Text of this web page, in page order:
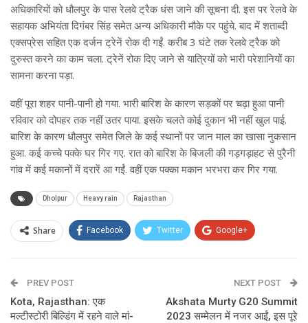
अधिकारियों को धौलपुर के पास रेलवे ट्रैक धंस जाने की सूचना दी. इस पर रेलवे के
सहायक अभियंता दिगंबर सिंह समेत अन्य अधिकारी मौके पर पहुंचे. बाद में शताब्दी
एक्सप्रेस सहित एक दर्जन ट्रेनें रोक दी गईं. करीब 3 घंटे तक रेलवे ट्रैक को
दुरुस्त करने का काम चला. ट्रेनें रोक दिए जाने से यात्रियों को भारी परेशानियों का
सामना करना पड़ा.
वहीं पूरा शहर पानी-पानी हो गया. भारी बारिश के कारण सड़कों पर चढ़ा हुआ पानी
रविवार को दोपहर तक नहीं उतर पाया. इसके चलते कोई दुकान भी नहीं खुल पाई.
बारिश के कारण धौलपुर समेत जिले के कई स्थानों पर जान माल का खासा नुकसान
हुआ. कई कच्चे पक्के घर गिर गए. रात को बारिश के बिजली की गड़गड़ाहट से पुरैनी
गांव में कई मकानों में दरारें आ गईं. वहीं एक पक्का मकान भरभरा कर गिर गया.
Dholpur Heavy rain Rajasthan
Share Facebook Twitter Google+
Email
PREV POST
Kota, Rajasthan: एक
मल्टीस्टोरी बिल्डिंग में रहने वाले मां-
NEXT POST
Akshata Murty G20 Summit
2023 सम्मेलन में नजर आईं, इस पूरे